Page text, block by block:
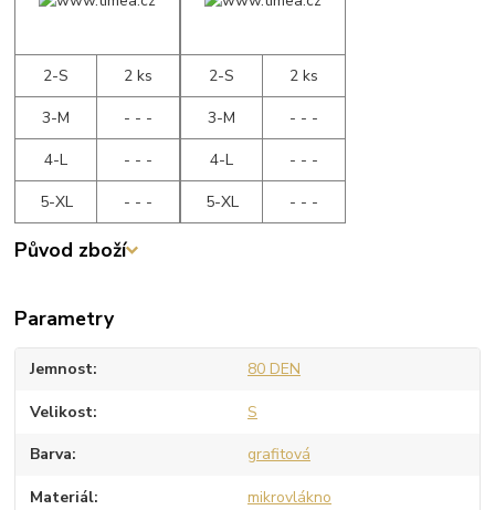
2-S
2 ks
3-M
- - -
4-L
- - -
5-XL
- - -
2-S
2 ks
3-M
- - -
4-L
- - -
5-XL
- - -
Původ zboží
Parametry
Jemnost 80 DEN
Velikost S
Barva grafitová
Materiál mikrovlákno